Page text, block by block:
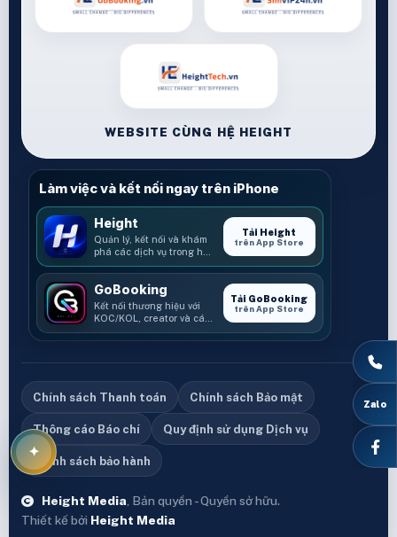
WEBSITE CÙNG HỆ HEIGHT
Làm việc và kết nối ngay trên iPhone
Height
Quản lý, kết nối và khám
phá các dịch vụ trong hệ
sinh thái Height.
Tải Height
trên App Store
GoBooking
Kết nối thương hiệu với
KOC/KOL, creator và các
cơ hội booking.
Tải GoBooking
trên App Store
Chính sách Thanh toán Chính sách Bảo mật
Thông cáo Báo chí Quy định sử dụng Dịch vụ
Chính sách bảo hành
Height Media , Bản quyền - Quyền sở hữu.
Thiết kế bởi Height Media